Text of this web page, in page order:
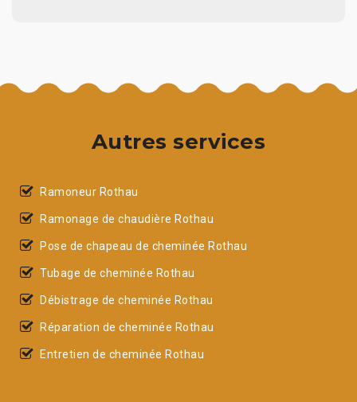
Autres services
Ramoneur Rothau
Ramonage de chaudière Rothau
Pose de chapeau de cheminée Rothau
Tubage de cheminée Rothau
Débistrage de cheminée Rothau
Réparation de cheminée Rothau
Entretien de cheminée Rothau